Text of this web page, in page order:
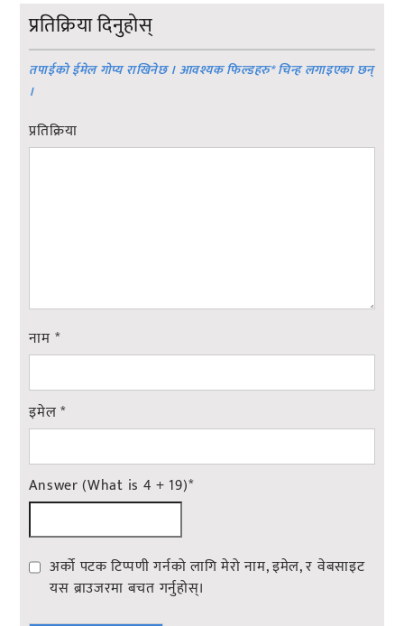
प्रतिक्रिया दिनुहोस्
तपाईको ईमेल गोप्य राखिनेछ । आवश्यक फिल्डहरु*चिन्ह लगाइएका छन्
।
प्रतिक्रिया
नाम *
इमेल*
Answer (What is 4 + 19)*
अर्को पटक टिप्पणी गर्नको लागि मेरो नाम, इमेल, र वेबसाइट
यस ब्राउजरमा बचत गर्नुहोस्।